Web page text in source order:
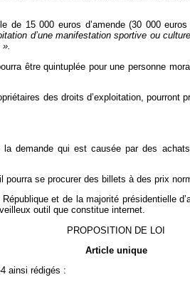
15 000 euros d’amende (30 000
d’une manifestation sportive ou
être quintuplée pour une personne
des droits d’exploitation,
demande qui est causée par des
se procurer des billets à des prix
et de la majorité présidentielle
outil que constitue internet.
PROPOSITION DE LOI
Article unique
ainsi rédigés :